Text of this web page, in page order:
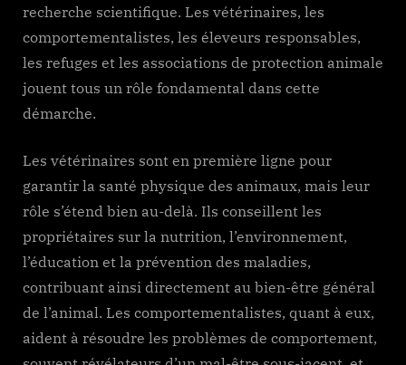
recherche scientifique. Les vétérinaires, les
comportementalistes, les éleveurs responsables,
les refuges et les associations de protection animale
jouent tous un rôle fondamental dans cette
démarche.
Les vétérinaires sont en première ligne pour
garantir la santé physique des animaux, mais leur
rôle s’étend bien au-delà. Ils conseillent les
propriétaires sur la nutrition, l’environnement,
l’éducation et la prévention des maladies,
contribuant ainsi directement au bien-être général
de l’animal. Les comportementalistes, quant à eux,
aident à résoudre les problèmes de comportement,